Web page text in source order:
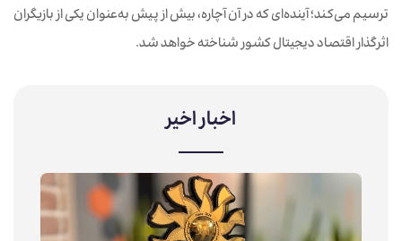
اخبار اخیر
ترسیم می‌کند؛ آینده‌ای که در آن آچاره، بیش از پیش به‌عنوان یکی از بازیگران
اثرگذار اقتصاد دیجیتال کشور شناخته خواهد شد.